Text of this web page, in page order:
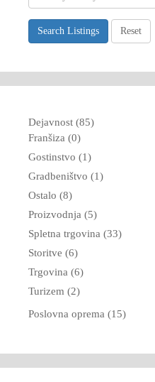
Search Listings Reset
Dejavnost (85)
Franšiza (0)
Gostinstvo (1)
Gradbeništvo (1)
Ostalo (8)
Proizvodnja (5)
Spletna trgovina (33)
Storitve (6)
Trgovina (6)
Turizem (2)
Poslovna oprema (15)